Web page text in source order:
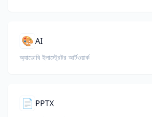
🎨AI
অ্যাডোবি ইলাস্ট্রেটর আর্টওয়ার্ক
📄 PPTX